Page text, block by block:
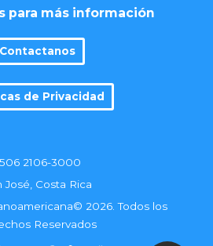
para más información
Contactanos
de Privacidad
2106-3000
José, Costa Rica
2026. Todos los
Reservados